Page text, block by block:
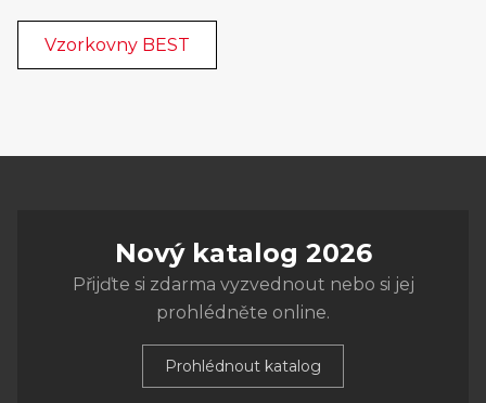
Vzorkovny BEST
Nový katalog 2026
Přijďte si zdarma vyzvednout nebo si jej
prohlédněte online.
Prohlédnout katalog